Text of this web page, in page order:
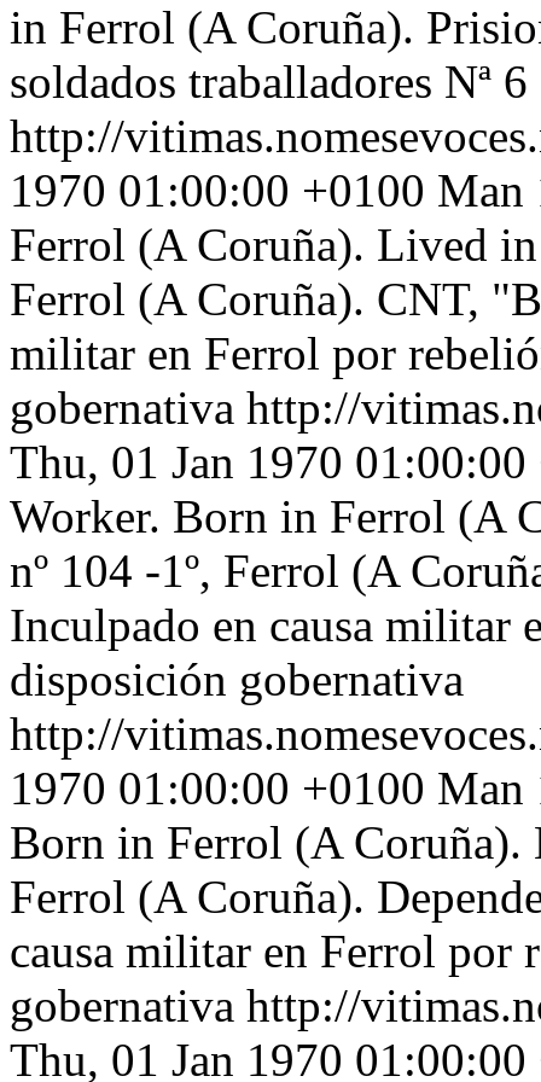
in Ferrol (A Coruña).
soldados traballadores Nª
http://
1970 01:00:00 +0100 Man
Ferrol (A Coruña). Lived
Ferrol (A Coruña). CNT,
militar en Ferrol por
gobernativa http://
Thu, 01 Jan 1970 01:00:00
Worker. Born in Ferrol (A
nº 104 -1º, Ferrol (A
Inculpado en causa militar
disposición gobernativa
http://
1970 01:00:00 +0100 Man
Born in Ferrol (A
Ferrol (A Coruña).
causa militar en Ferrol por
gobernativa http://
Thu, 01 Jan 1970 01:00:00